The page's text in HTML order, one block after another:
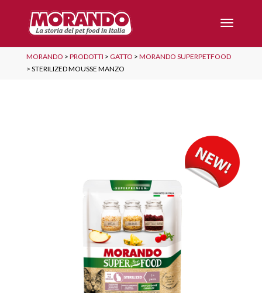
MORANDO > PRODOTTI > GATTO > MORANDO SUPERPETFOOD
> STERILIZED MOUSSE MANZO